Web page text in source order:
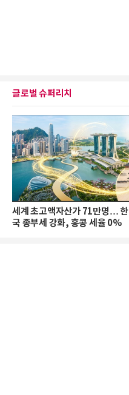
글로벌 슈퍼리치
세계 초고액자산가 71만명… 한
국 종부세 강화, 홍콩 세율 0%